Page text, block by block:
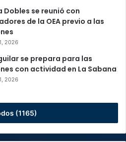
Dobles se reunió con
de la OEA previo a las
2026
se prepara para las
con actividad en La Sabana
2026
(1165)